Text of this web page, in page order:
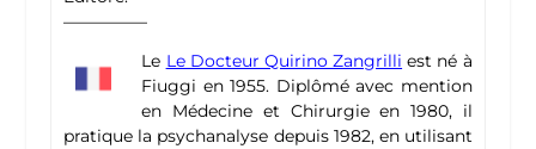
—————
Le Le Docteur Quirino Zangrilli est né à
Fiuggi en 1955. Diplômé avec mention
en Médecine et Chirurgie en 1980, il
pratique la psychanalyse depuis 1982, en utilisant